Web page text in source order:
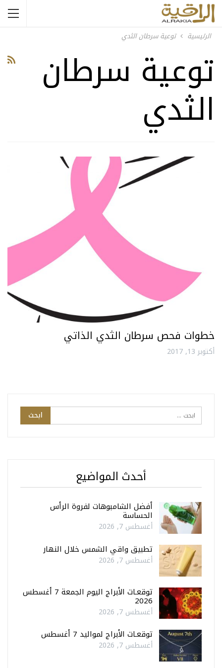
الرئيسية توعية سرطان الثدي
توعية سرطان
الثدي
خطوات فحص سرطان الثدي الذاتي
أكتوبر 13, 2017
أحدث المواضيع
أفضل الشامبوهات لفروة الرأس
الحساسة
أغسطس 7, 2026
تطبيق واقي الشمس خلال النهار
أغسطس 7, 2026
توقعـات الأبراج اليوم الجمعة 7 أغسطس
2026
أغسطس 7, 2026
توقعـات الأبراج لمواليد 7 أغسطس
أغسطس 7, 2026